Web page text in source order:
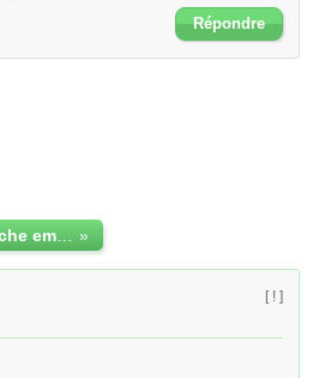
Répondre
»
[ ! ]